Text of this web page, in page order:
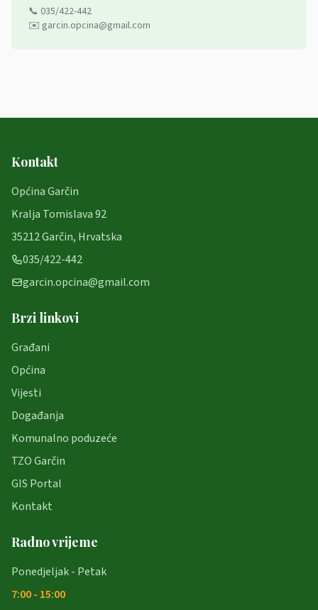
📞 035/422-442
✉️ garcin.opcina@gmail.com
Kontakt
Općina Garčin
Kralja Tomislava 92
35212 Garčin, Hrvatska
035/422-442
garcin.opcina@gmail.com
Brzi linkovi
Građani
Općina
Vijesti
Događanja
Komunalno poduzeće
TZO Garčin
GIS Portal
Kontakt
Radno vrijeme
Ponedjeljak - Petak
7:00 - 15:00